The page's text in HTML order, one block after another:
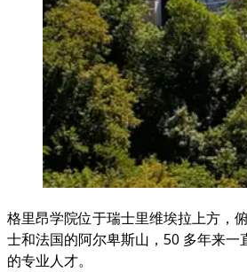
格里昂学院位于瑞士里维埃拉上方，
士和法国的阿尔卑斯山，50 多年来一
的专业人才。